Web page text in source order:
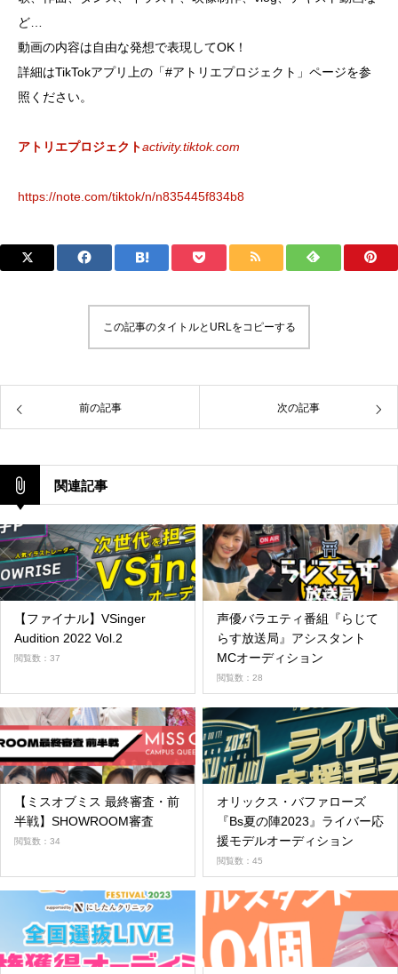
ど…
動画の内容は自由な発想で表現してOK！
詳細はTikTokアプリ上の「#アトリエプロジェクト」ページを参
照ください。
アトリエプロジェクトactivity.tiktok.com
https://note.com/tiktok/n/n835445f834b8
この記事のタイトルとURLをコピーする
前の記事 次の記事
関連記事
【ファイナル】VSinger
Audition 2022 Vol.2
閲覧数：37
声優バラエティ番組『らじて
らす放送局』アシスタント
MCオーディション
閲覧数：28
【ミスオブミス 最終審査・前
半戦】SHOWROOM審査
閲覧数：34
オリックス・バファローズ
『Bs夏の陣2023』ライバー応
援モデルオーディション
閲覧数：45